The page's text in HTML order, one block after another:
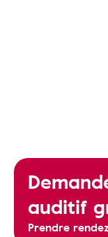
auditif
Prendre